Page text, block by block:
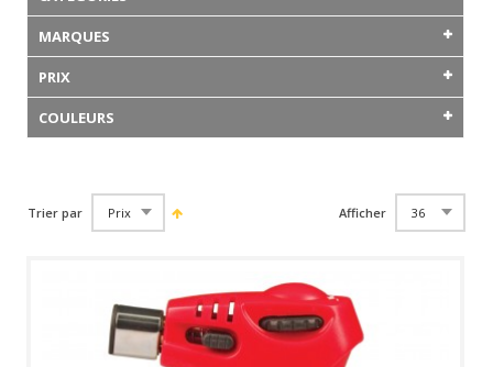
MARQUES
PRIX
COULEURS
Trier par Afficher